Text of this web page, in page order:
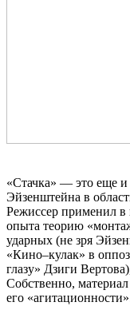
«Стачка» — это еще
Эйзенштейна в
Режиссер применил в
опыта теорию
ударных (не зря
«Кино–кулак» в
глазу» Дзиги
Собственно,
его